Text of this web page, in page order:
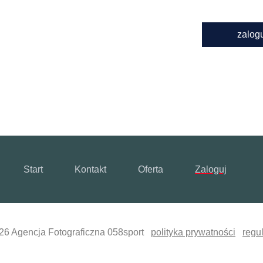
Start Kontakt Oferta Zaloguj
Agencja Fotograficzna 058sport polityka prywatności